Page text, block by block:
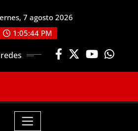
7 agosto 2026
1:05:46 PM